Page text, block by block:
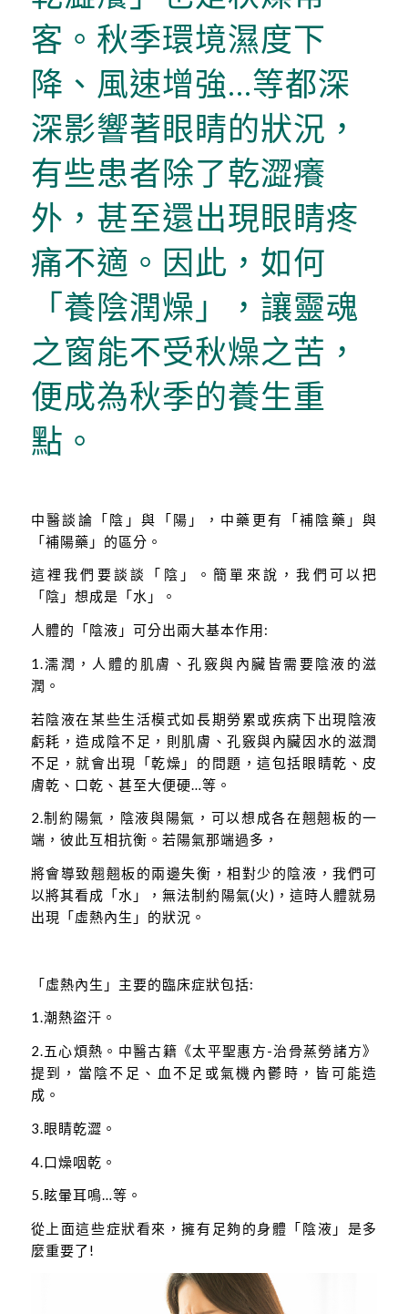
客。秋季環境濕度下
降、風速增強…等都深
深影響著眼睛的狀況，
有些患者除了乾澀癢
外，甚至還出現眼睛疼
痛不適。因此，如何
「養陰潤燥」，讓靈魂
之窗能不受秋燥之苦，
便成為秋季的養生重
點。
中醫談論「陰」與「陽」，中藥更有「補陰藥」與
「補陽藥」的區分。
這裡我們要談談「陰」。簡單來說，我們可以把
「陰」想成是「水」。
人體的「陰液」可分出兩大基本作用:
1.濡潤，人體的肌膚、孔竅與內臟皆需要陰液的滋
潤。
若陰液在某些生活模式如長期勞累或疾病下出現陰液
虧耗，造成陰不足，則肌膚、孔竅與內臟因水的滋潤
不足，就會出現「乾燥」的問題，這包括眼睛乾、皮
膚乾、口乾、甚至大便硬…等。
2.制約陽氣，陰液與陽氣，可以想成各在翹翹板的一
端，彼此互相抗衡。若陽氣那端過多，
將會導致翹翹板的兩邊失衡，相對少的陰液，我們可
以將其看成「水」，無法制約陽氣(火)，這時人體就易
出現「虛熱內生」的狀況。
「虛熱內生」主要的臨床症狀包括:
1.潮熱盜汗。
2.五心煩熱。中醫古籍《太平聖惠方-治骨蒸勞諸方》
提到，當陰不足、血不足或氣機內鬱時，皆可能造
成。
3.眼睛乾澀。
4.口燥咽乾。
5.眩暈耳鳴…等。
從上面這些症狀看來，擁有足夠的身體「陰液」是多
麼重要了!